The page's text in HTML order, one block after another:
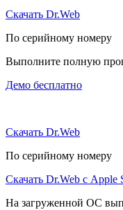
Скачать Dr.Web
По серийному номеру
Выполните полную
Демо бесплатно
Скачать Dr.Web
По серийному номеру
Скачать Dr.Web с Apple
На загруженной ОС